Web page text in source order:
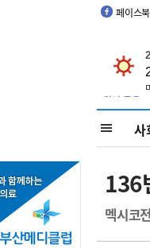
페이스북
사
136
멕시코